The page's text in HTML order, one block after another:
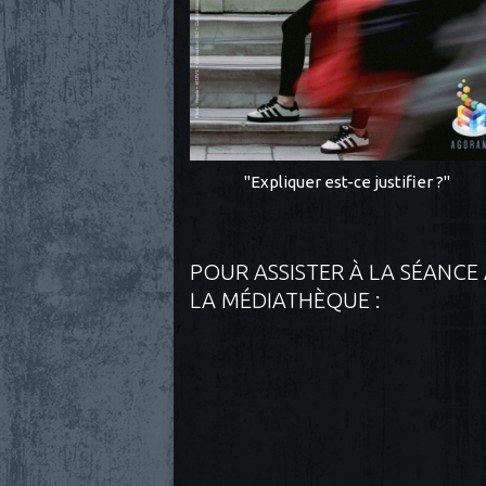
"Expliquer est-ce justifier ?"
POUR ASSISTER À LA SÉANCE
LA MÉDIATHÈQUE :